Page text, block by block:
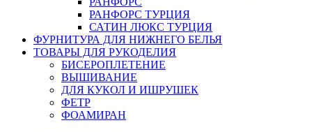
РАНФОРС ТУРЦИЯ
САТИН ЛЮКС ТУРЦИЯ
ФУРНИТУРА ДЛЯ НИЖНЕГО БЕЛЬЯ
ТОВАРЫ ДЛЯ РУКОДЕЛИЯ
БИСЕРОПЛЕТЕНИЕ
ВЫШИВАНИЕ
ДЛЯ КУКОЛ И ИШРУШЕК
ФЕТР
ФОАМИРАН